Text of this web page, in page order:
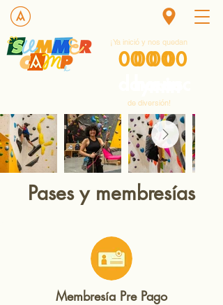
00000000
¡Ya inició y nos quedan
de diversión!
Gonzalitos
Pases y membresías
Membresía Pre Pago